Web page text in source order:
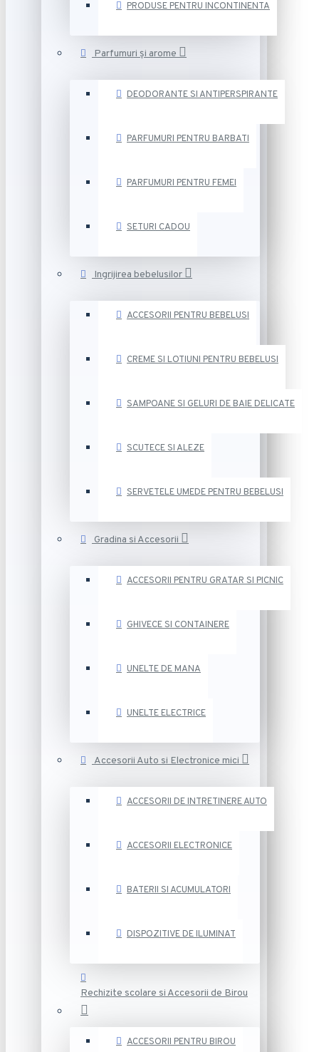
PRODUSE PENTRU INCONTINENTA
Parfumuri și arome
DEODORANTE SI ANTIPERSPIRANTE
PARFUMURI PENTRU BARBATI
PARFUMURI PENTRU FEMEI
SETURI CADOU
Ingrijirea bebelusilor
ACCESORII PENTRU BEBELUSI
CREME SI LOTIUNI PENTRU BEBELUSI
SAMPOANE SI GELURI DE BAIE DELICATE
SCUTECE SI ALEZE
SERVETELE UMEDE PENTRU BEBELUSI
Gradina si Accesorii
ACCESORII PENTRU GRATAR SI PICNIC
GHIVECE SI CONTAINERE
UNELTE DE MANA
UNELTE ELECTRICE
Accesorii Auto si Electronice mici
ACCESORII DE INTRETINERE AUTO
ACCESORII ELECTRONICE
BATERII SI ACUMULATORI
DISPOZITIVE DE ILUMINAT
Rechizite scolare si Accesorii de Birou
ACCESORII PENTRU BIROU